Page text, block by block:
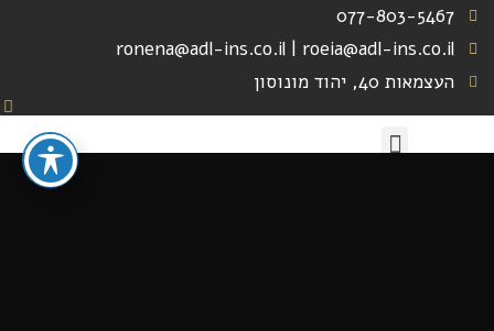
077-803-5467
ronena@adl-ins.co.il | roeia@adl-ins.co.il
העצמאות 40, יהוד מונוסון